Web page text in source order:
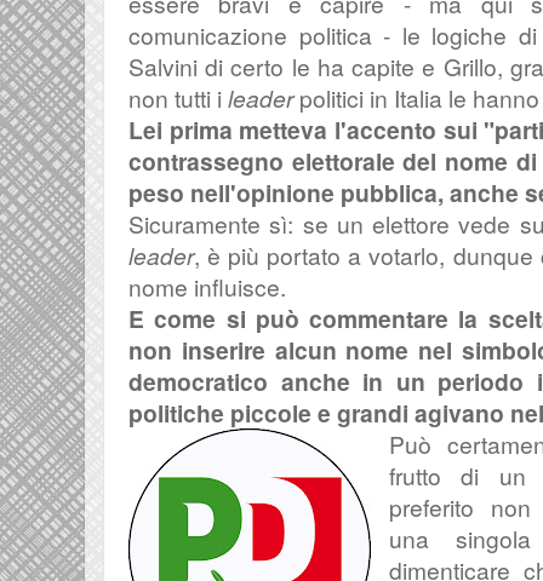
comunicazione politica - le logiche
Salvini di certo le ha capite e Grillo,
non tutti i leaderpolitici in Italia le
Lei prima metteva l'accento sui
contrassegno elettorale del nome
peso nell'opinione pubblica, anche
Sicuramente sì: se un elettore vede
leader, è più portato a votarlo,
nome influisce.
E come si può commentare la
non inserire alcun nome nel
democratico anche in un
politiche piccole e grandi agivano
Può
frutto di un
preferito
una
dimenticare